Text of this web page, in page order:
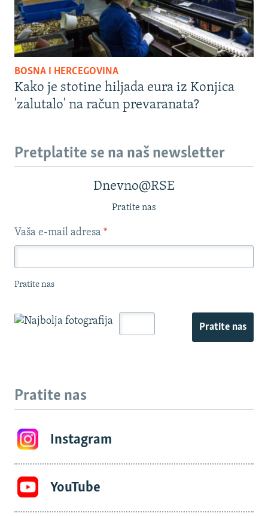
BOSNA I HERCEGOVINA
Kako je stotine hiljada eura iz Konjica
'zalutalo' na račun prevaranata?
Pretplatite se na naš newsletter
Dnevno@RSE
Pratite nas
Vaša e-mail adresa *
Pratite nas
Pratite nas
Pratite nas
Instagram
YouTube